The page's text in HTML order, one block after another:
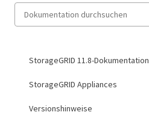
StorageGRID 11.8-Dokumentation
StorageGRID Appliances
Versionshinweise